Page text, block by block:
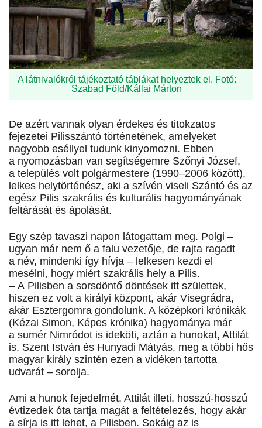
A látnivalókról tájékoztató táblákat helyeztek el. Fotó:
Szabad Föld/Kállai Márton
De azért vannak olyan érdekes és titokzatos
fejezetei Pilisszántó történetének, amelyeket
nagyobb eséllyel tudunk kinyomozni. Ebben
a nyomozásban van segítségemre Szőnyi József,
a település volt polgármestere (1990–2006 között),
lelkes helytörténész, aki a szívén viseli Szántó és az
egész Pilis szakrális és kulturális hagyományának
feltárását és ápolását.
Egy szép tavaszi napon látogattam meg. Polgi –
ugyan már nem ő a falu vezetője, de rajta ragadt
a név, mindenki így hívja – lelkesen kezdi el
mesélni, hogy miért szakrális hely a Pilis.
– A Pilisben a sorsdöntő döntések itt születtek,
hiszen ez volt a királyi központ, akár Visegrádra,
akár Esztergomra gondolunk. A középkori krónikák
(Kézai Simon, Képes krónika) hagyománya már
a sumér Nimródot is ideköti, aztán a hunokat, Attilát
is. Szent István és Hunyadi Mátyás, meg a többi hős
magyar király szintén ezen a vidéken tartotta
udvarát – sorolja.
Ami a hunok fejedelmét, Attilát illeti, hosszú-hosszú
évtizedek óta tartja magát a feltételezés, hogy akár
a sírja is itt lehet, a Pilisben. Sokáig az is